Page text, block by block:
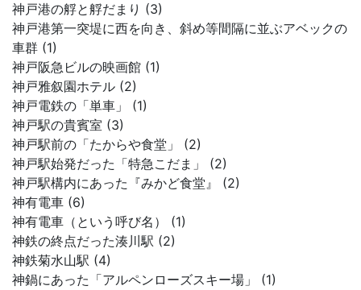
神戸港の艀と艀だまり (3)
神戸港第一突堤に西を向き、斜め等間隔に並ぶアベックの
車群 (1)
神戸阪急ビルの映画館 (1)
神戸雅叙園ホテル (2)
神戸電鉄の「単車」 (1)
神戸駅の貴賓室 (3)
神戸駅前の「たからや食堂」 (2)
神戸駅始発だった「特急こだま」 (2)
神戸駅構内にあった『みかど食堂』 (2)
神有電車 (6)
神有電車（という呼び名） (1)
神鉄の終点だった湊川駅 (2)
神鉄菊水山駅 (4)
神鍋にあった「アルペンローズスキー場」 (1)